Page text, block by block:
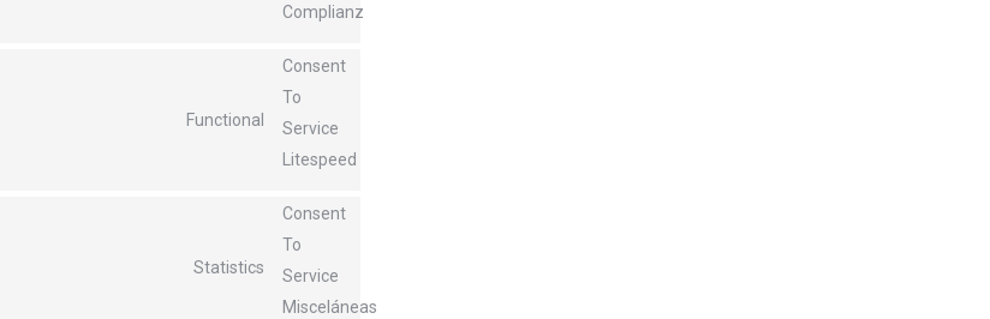
Complianz
Functional
Consent
To
Service
Litespeed
Statistics
Consent
To
Service
Misceláneas